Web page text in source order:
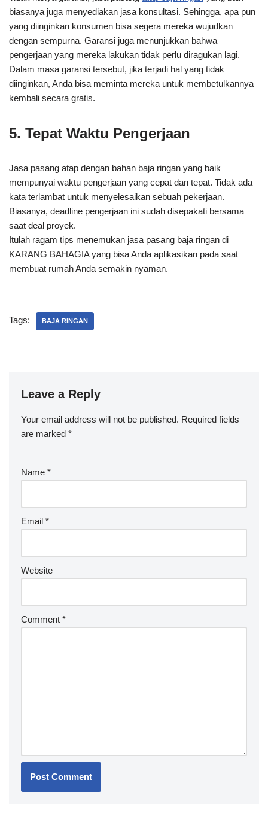
biasanya juga menyediakan jasa konsultasi. Sehingga, apa pun
yang diinginkan konsumen bisa segera mereka wujudkan
dengan sempurna. Garansi juga menunjukkan bahwa
pengerjaan yang mereka lakukan tidak perlu diragukan lagi.
Dalam masa garansi tersebut, jika terjadi hal yang tidak
diinginkan, Anda bisa meminta mereka untuk membetulkannya
kembali secara gratis.
5. Tepat Waktu Pengerjaan
Jasa pasang atap dengan bahan baja ringan yang baik
mempunyai waktu pengerjaan yang cepat dan tepat. Tidak ada
kata terlambat untuk menyelesaikan sebuah pekerjaan.
Biasanya, deadline pengerjaan ini sudah disepakati bersama
saat deal proyek.
Itulah ragam tips menemukan jasa pasang baja ringan di
KARANG BAHAGIA yang bisa Anda aplikasikan pada saat
membuat rumah Anda semakin nyaman.
Tags: BAJA RINGAN
Leave a Reply
Your email address will not be published. Required fields
are marked *
Name *
Email *
Website
Comment *